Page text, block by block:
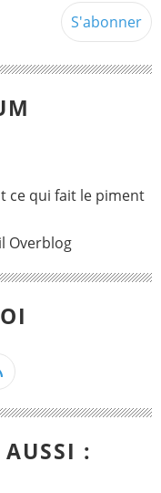
ce qui fait le piment
Overblog
: